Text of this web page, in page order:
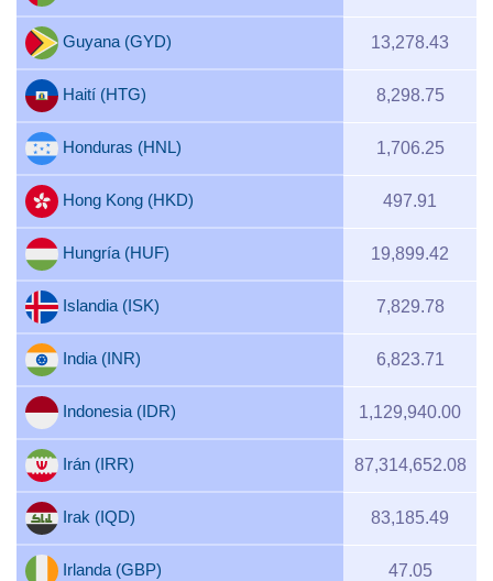
Guyana (GYD) 13,278.43
Haití (HTG) 8,298.75
Honduras (HNL) 1,706.25
Hong Kong (HKD) 497.91
Hungría (HUF) 19,899.42
Islandia (ISK) 7,829.78
India (INR) 6,823.71
Indonesia (IDR) 1,129,940.00
Irán (IRR) 87,314,652.08
Irak (IQD) 83,185.49
Irlanda (GBP) 47.05